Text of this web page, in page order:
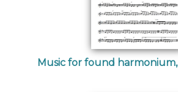
Music for found